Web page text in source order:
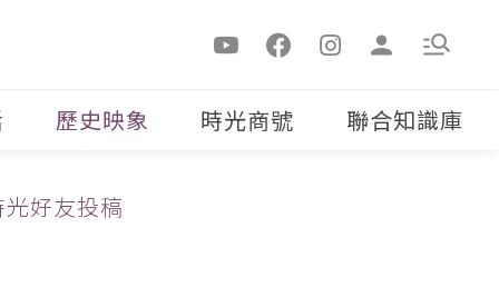
歷史映象 時光商號 聯合知識庫
光好友投稿